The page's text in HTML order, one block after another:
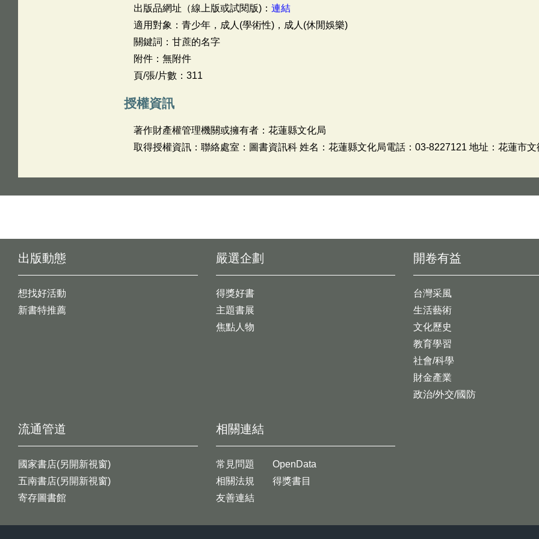
出版品網址（線上版或試閱版)： 連結
適用對象：青少年，成人(學術性)，成人(休閒娛樂)
關鍵詞：甘蔗的名字
附件：無附件
頁/張/片數：311
授權資訊
著作財產權管理機關或擁有者：花蓮縣文化局
取得授權資訊：聯絡處室：圖書資訊科 姓名：花蓮縣文化局電話：03-8227121 地址：花蓮市文
出版動態
想找好活動
新書特推薦
開卷有益
台灣采風
生活藝術
文化歷史
教育學習
社會/科學
財金產業
政治/外交/國防
嚴選企劃
得獎好書
主題書展
焦點人物
流通管道
國家書店(另開新視窗)
五南書店(另開新視窗)
寄存圖書館
相關連結
常見問題
相關法規
友善連結
OpenData
得獎書目